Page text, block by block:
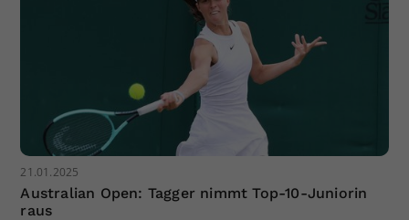
21.01.2025
Australian Open: Tagger nimmt Top-10-Juniorin
raus